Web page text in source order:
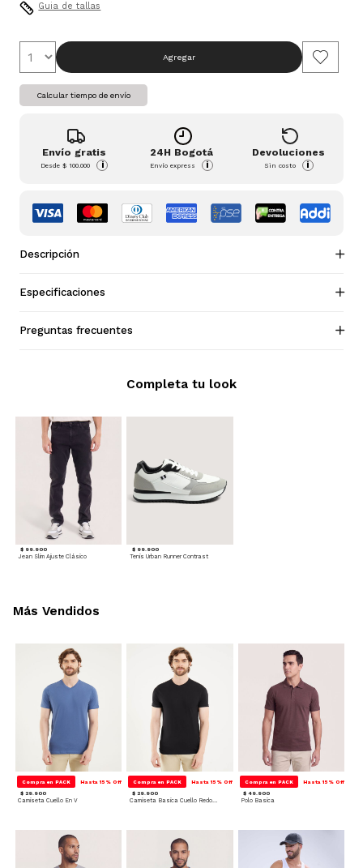
Guia de tallas
Agregar
Calcular tiempo de envío
Envío gratis
Desde$ 100.000 i
24H Bogotá
Envío express i
Devoluciones
Sin costo i
Descripción
Especificaciones
Preguntas frecuentes
$ 99.900
Jean Slim Ajuste Clásico
$ 99.900
Tenis Urban Runner Contrast
Completa tu look
Compra en PACK Hasta 15% Off
$ 29.900
Camiseta Cuello En V
Compra en PACK Hasta 15% Off
$ 29.900
Camiseta Basica Cuello Redondo
Compra en PACK Hasta 15% Off
$ 49.900
Polo Basica
Más Vendidos